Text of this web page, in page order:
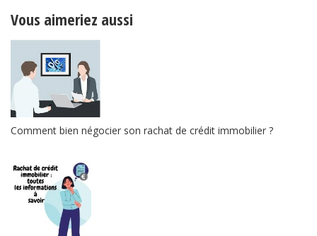
Vous aimeriez aussi
Comment bien négocier son rachat de crédit immobilier ?